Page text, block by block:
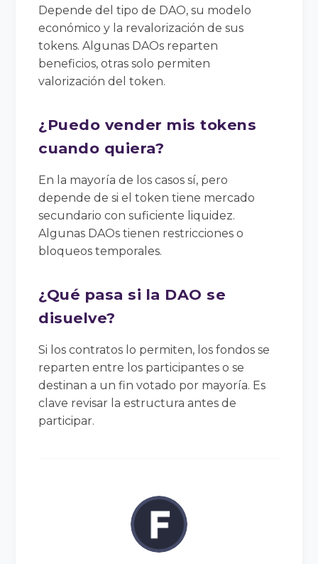
Depende del tipo de DAO, su modelo
económico y la revalorización de sus
tokens. Algunas DAOs reparten
beneficios, otras solo permiten
valorización del token.
¿Puedo vender mis tokens
cuando quiera?
En la mayoría de los casos sí, pero
depende de si el token tiene mercado
secundario con suficiente liquidez.
Algunas DAOs tienen restricciones o
bloqueos temporales.
¿Qué pasa si la DAO se
disuelve?
Si los contratos lo permiten, los fondos se
reparten entre los participantes o se
destinan a un fin votado por mayoría. Es
clave revisar la estructura antes de
participar.